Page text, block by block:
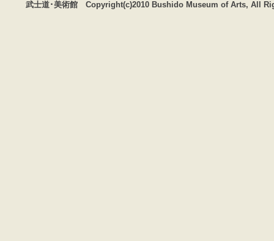
武士道･美術館 Copyright(c)2010 Bushido Museum of Arts, All